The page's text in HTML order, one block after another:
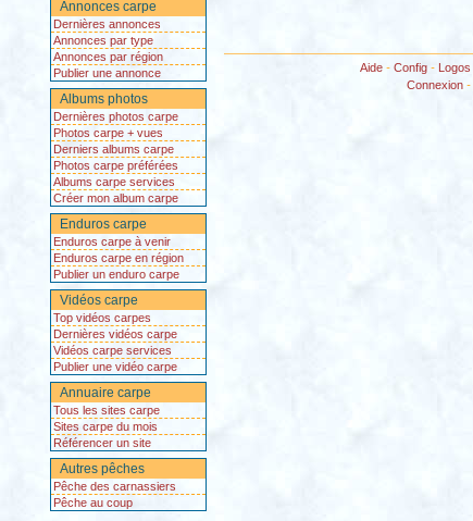
Annonces carpe
Dernières annonces
Annonces par type
Annonces par région
Publier une annonce
Albums photos
Dernières photos carpe
Photos carpe + vues
Derniers albums carpe
Photos carpe préférées
Albums carpe services
Créer mon album carpe
Enduros carpe
Enduros carpe à venir
Enduros carpe en région
Publier un enduro carpe
Vidéos carpe
Top vidéos carpes
Dernières vidéos carpe
Vidéos carpe services
Publier une vidéo carpe
Annuaire carpe
Tous les sites carpe
Sites carpe du mois
Référencer un site
Autres pêches
Pêche des carnassiers
Pêche au coup
Aide- Config- Logos
Connexion -